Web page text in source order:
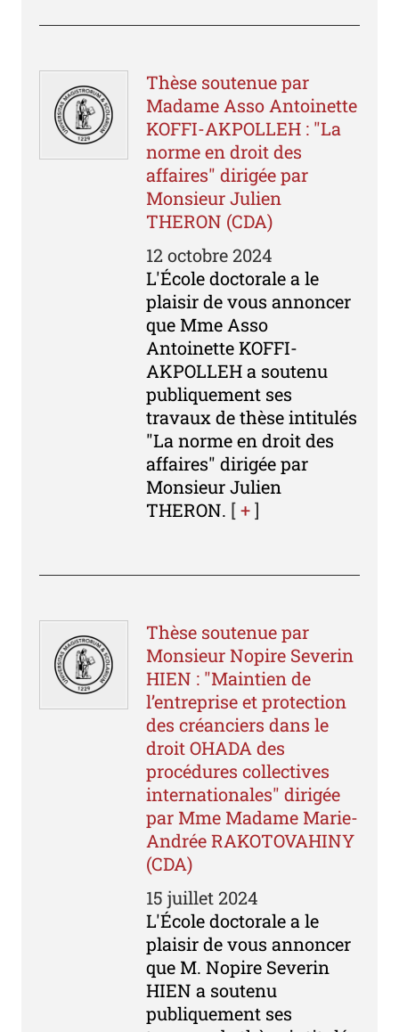
Thèse soutenue par
Madame Asso Antoinette
KOFFI-AKPOLLEH : "La
norme en droit des
affaires" dirigée par
Monsieur Julien
THERON (CDA)
12 octobre 2024
L'École doctorale a le
plaisir de vous annoncer
que Mme Asso
Antoinette KOFFI-
AKPOLLEH a soutenu
publiquement ses
travaux de thèse intitulés
"La norme en droit des
affaires" dirigée par
Monsieur Julien
THERON. [+]
Thèse soutenue par
Monsieur Nopire Severin
HIEN : "Maintien de
l’entreprise et protection
des créanciers dans le
droit OHADA des
procédures collectives
internationales" dirigée
par Mme Madame Marie-
Andrée RAKOTOVAHINY
(CDA)
15 juillet 2024
L'École doctorale a le
plaisir de vous annoncer
que M. Nopire Severin
HIEN a soutenu
publiquement ses